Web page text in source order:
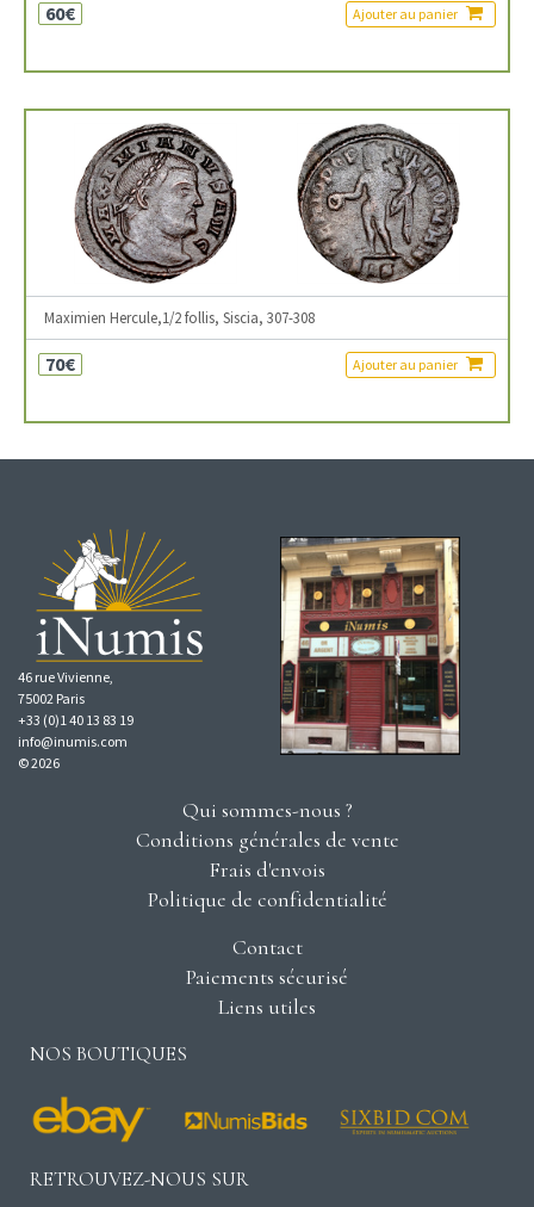
60€ Ajouter au panier
Maximien Hercule,1/2 follis, Siscia, 307-308
70€ Ajouter au panier
46 rue Vivienne,
75002 Paris
+33 (0)1 40 13 83 19
info@inumis.com
© 2026
Qui sommes-nous ?
Conditions générales de vente
Frais d'envois
Politique de confidentialité
Contact
Paiements sécurisé
Liens utiles
NOS BOUTIQUES
RETROUVEZ-NOUS SUR